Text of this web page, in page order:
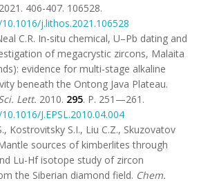
2021. 406-407. 106528.
j.lithos.2021.106528
C.R. In-situ chemical, U–Pb dating and
of megacrystic zircons, Malaita
evidence for multi-stage alkaline
beneath the Ontong Java Plateau.
Lett. 2010. 295. P. 251—261.
J.EPSL.2010.04.004
Kostrovitsky S.I., Liu C.Z., Skuzovatov
Mantle sources of kimberlites through
Lu-Hf isotope study of zircon
the Siberian diamond field. Chem.